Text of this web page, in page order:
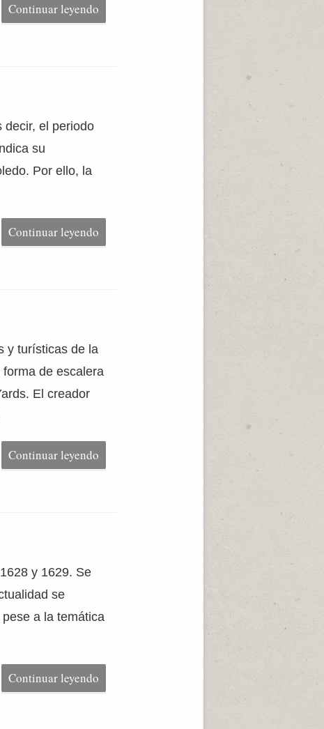
Continuar leyendo
decir, el periodo
su
Por ello, la
Continuar leyendo
y turísticas de la
de escalera
El creador
Continuar leyendo
y 1629. Se
se
a la temática
Continuar leyendo